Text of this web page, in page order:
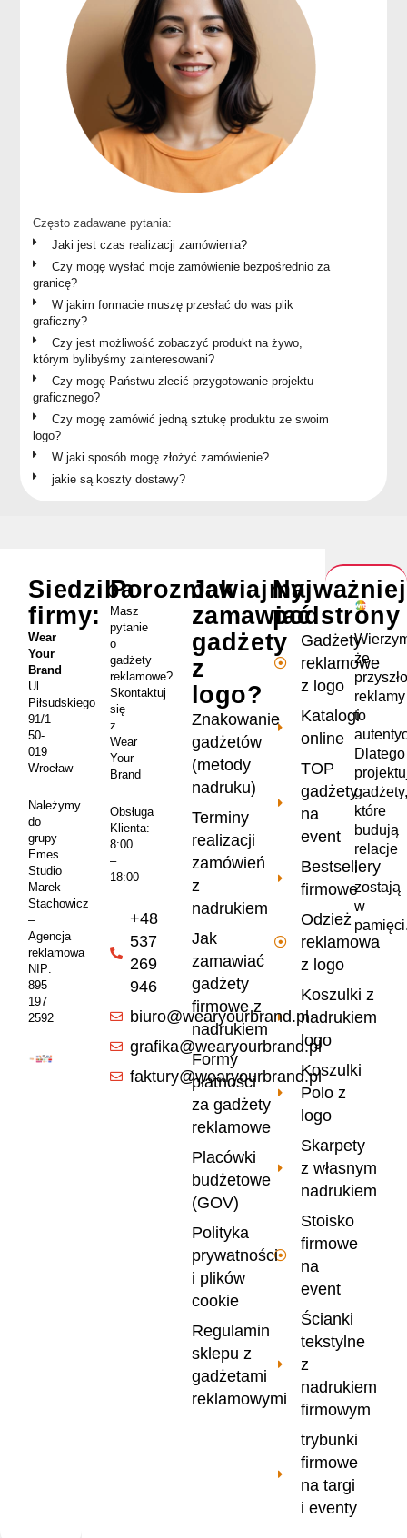
Często zadawane pytania:
Jaki jest czas realizacji zamówienia?
Czy mogę wysłać moje zamówienie bezpośrednio za
granicę?
W jakim formacie muszę przesłać do was plik
graficzny?
Czy jest możliwość zobaczyć produkt na żywo,
którym bylibyśmy zainteresowani?
Czy mogę Państwu zlecić przygotowanie projektu
graficznego?
Czy mogę zamówić jedną sztukę produktu ze swoim
logo?
W jaki sposób mogę złożyć zamówienie?
jakie są koszty dostawy?
że
reklamy
to
Dlatego
gadżety,
które
budują
relacje
i
zostają
w
podstrony
Gadżety
reklamowe
z logo
Katalogi
online
TOP
gadżety
na
event
Bestsellery
firmowe
Odzież
reklamowa
z logo
Koszulki z
nadrukiem
logo
Koszulki
Polo z
logo
Skarpety
z własnym
nadrukiem
Stoisko
firmowe
na
event
Ścianki
tekstylne
z
nadrukiem
firmowym
trybunki
firmowe
na targi
i eventy
Jak
zamawiać
gadżety
z
logo?
Znakowanie
gadżetów
(metody
nadruku)
Terminy
realizacji
zamówień
z
nadrukiem
Jak
zamawiać
gadżety
firmowe z
nadrukiem
Formy
płatności
za gadżety
reklamowe
Placówki
budżetowe
(GOV)
Polityka
prywatności
i plików
cookie
Regulamin
sklepu z
gadżetami
reklamowymi
Porozmawiajmy
Masz
pytanie
o
gadżety
reklamowe?
Skontaktuj
się
z
Wear
Your
Brand
Obsługa
Klienta:
8:00
–
18:00
+48
537
269
946
biuro@wearyourbrand.pl
grafika@wearyourbrand.pl
faktury@wearyourbrand.pl
Siedziba
firmy:
Wear
Your
Brand
Ul.
Piłsudskiego
91/1
50-
019
Wrocław
Należymy
do
grupy
Emes
Studio
Marek
Stachowicz
–
Agencja
reklamowa
NIP:
895
197
2592